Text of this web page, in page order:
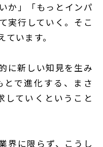
か」「もっとインパ
実行していく。そこ
います。
に新しい知見を生み
で進化する、まさ
していくということ
界に限らず、こうし